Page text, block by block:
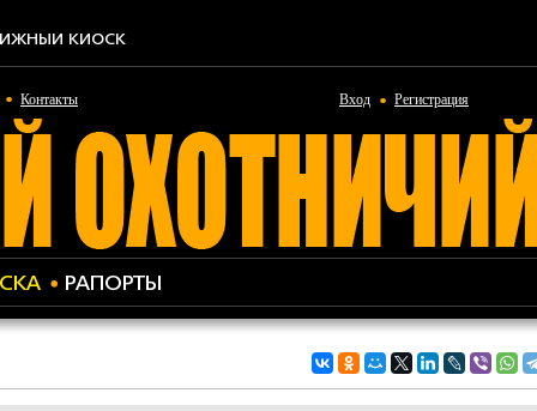
КИОСК
Вход Регистрация
Контакты
РАПОРТЫ